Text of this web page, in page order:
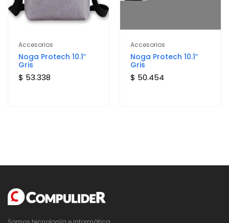
Accesorios
Noga Protech 10.1″
Gris
$ 53.338
Accesorios
Noga Protech 10.1″
Gris
$ 50.454